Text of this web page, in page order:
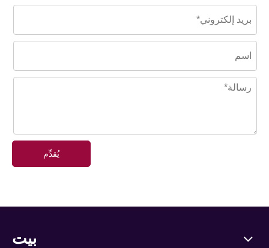
يُقدِّم
بيت